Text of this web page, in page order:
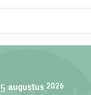
augustus 2026